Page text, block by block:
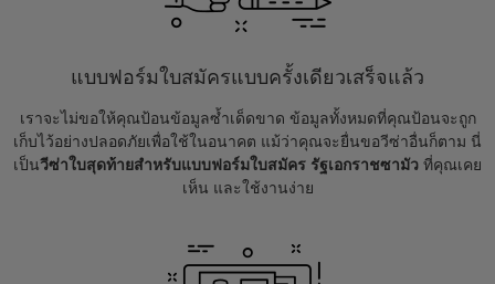
แบบฟอร์มใบสมัครแบบครั้งเดียวเสร็จแล้ว
เราจะไม่ขอให้คุณป้อนข้อมูลซ้ำเด็ดขาด ข้อมูลทั้งหมดที่คุณป้อนจะถูก
เก็บไว้อย่างปลอดภัยเพื่อใช้ในอนาคต แม้ว่าคุณจะยื่นขอวีซ่าอื่นก็ตาม นี่
เป็นวีซ่าใบสุดท้ายสำหรับแบบฟอร์มใบสมัคร รัฐเอกราชซามัว ที่คุณเคย
เห็น และใช้งานง่าย